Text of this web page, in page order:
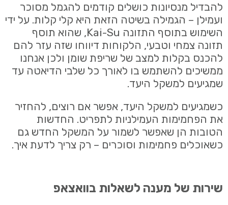
להבדיל מנסיונות כושלים קודמים להגמל מסוכר
ועמילן – הגמילה בשיטה הזאת היא קלי קלות. על ידי
השימוש בתוסף התזונה Kai-Su, שהוא תוסף
תזונה צמחי וטבעי, הלקוחות דיווחו שזה עזר להם
להכנס בקלות למצב של שריפת שומן ולכן אנחנו
ממשיכים להשתמש בו לאורך כל שלבי הדיאטה עד
שמגיעים למשקל היעד.
כשמגיעים למשקל היעד, אפשר אם רוצים, להחזיר
את הפחמימות העמילניות לתפריט. החדשות
הטובות הן שאפשר לשמור על המשקל החדש גם
כשאוכלים פחמימות וסוכרים – רק צריך לדעת איך.
שירות של מענה לשאלות בוואצאפ